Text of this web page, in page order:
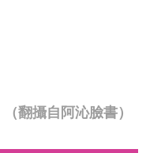
翻攝自阿沁臉書）